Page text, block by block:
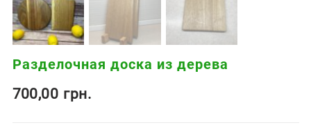
Разделочная доска из дерева
700,00 грн.